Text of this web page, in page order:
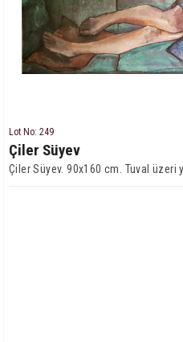
Lot No: 249
Çiler Süyev
Çiler Süyev. 90x160 cm. Tuval üzeri